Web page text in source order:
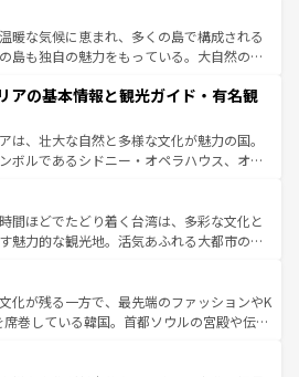
は市は、観光、ショッピング、エンターテイ
った刺激的なスポットだ。一方、アメリカ
が広がり、グランドキャニオンやイエロー
リンズでは、音楽と美食が融合した独特の
行者はアメリカの各地域で異なる魅力を楽
の多様性と豊かな歴史を感じることができ
のロードトリップや列車の旅も、アメリカ
暖な気候に恵まれ、多くの島で構成される
島も独自の魅力をもっている。大自然の神
ない。また、定番の観光地といえばオアフ
自然を求めるならマウイ島やカウアイ島が
ラルドグリーンに輝く海をはじめ、豊かな
づいている。「アロハスピリット」と呼ば
ローカルフードやハワイアンミュージッ
ラダンスなど、すべてがハワイの魅力を彩
るたびに新しい発見と感動が待っているハ
覧
アの基本情報と観光ガイド・有名観
は、壮大な自然と多様な文化が魅力の国。
ボルであるシドニー・オペラハウス、オー
陸中央部にそびえるウルル（エアーズロッ
アの美しい原生林やケアンズの熱帯雨林な
たくさん。また、カフェやワイン、オージ
ビティも充実しており、サーフィンやダイ
ングなど、アウトドア好きにはたまらな
リアの多彩な魅力を存分に味わいつくそ
。
間ほどでたどり着く台湾は、多彩な文化と
魅力的な観光地。活気あふれる大都市の台
山岳地帯である台湾東部など、都市の喧騒
が共存しており、訪れる人に新しい発見と
てくれる。また、奥深い台湾の食文化も魅
判のスイーツなど、バラエティ豊かな料理
化が残る一方で、最先端のファッションやK
巻している韓国。首都ソウルの宮殿や伝統
延ばせば四季折々の自然美を楽しむことが